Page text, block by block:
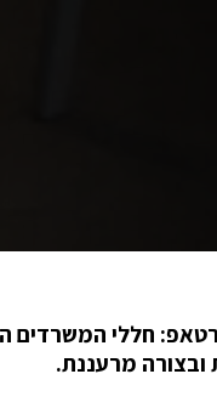
חללי המשרדים
ובצורה מרעננת.